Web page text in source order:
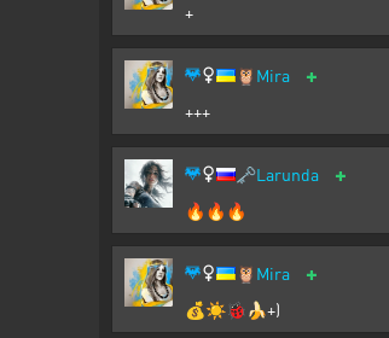
+
🦉 Mira +
+++
🗝️Larunda +
🔥🔥🔥
🦉 Mira +
💰☀️🐞🍌+)